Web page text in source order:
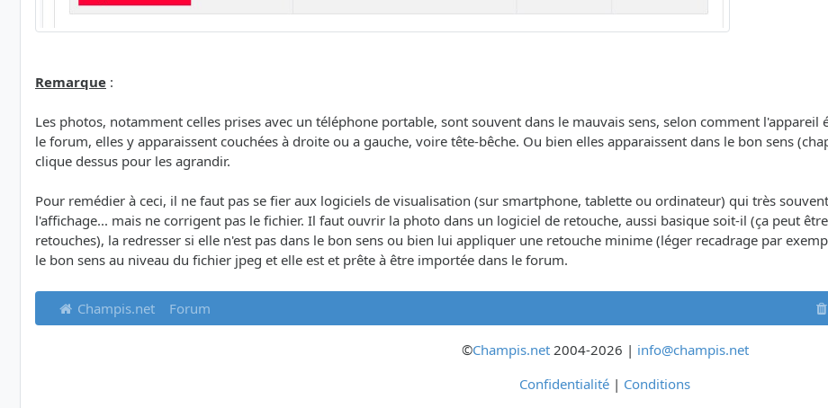
Remarque :
Les photos, notamment celles prises avec un téléphone portable, sont souvent dans le mauvais sens, selon comment
le forum, elles y apparaissent couchées à droite ou a gauche, voire tête-bêche. Ou bien elles apparaissent dans le bon sens
clique dessus pour les agrandir.
Pour remédier à ceci, il ne faut pas se fier aux logiciels de visualisation (sur smartphone, tablette ou ordinateur) qui très
l'affichage... mais ne corrigent pas le fichier. Il faut ouvrir la photo dans un logiciel de retouche, aussi basique soit-il (ça peut
retouches), la redresser si elle n'est pas dans le bon sens ou bien lui appliquer une retouche minime (léger recadrage par
le bon sens au niveau du fichier jpeg et elle est et prête à être importée dans le forum.
Champis.net Forum
©Champis.net2004-2026 | info@champis.net
Confidentialité | Conditions